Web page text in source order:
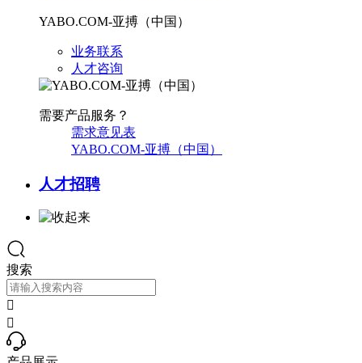
YABO.COM-亚搏（中国）
业务联系
人才咨询
需要产品服务？
需求意见表
YABO.COM-亚搏（中国）
人才招聘
搜索

